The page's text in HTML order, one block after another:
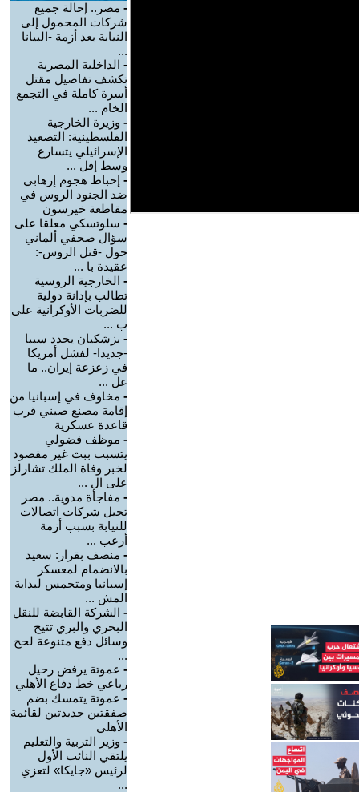
- مصر.. إحالة جميع
شركات المحمول إلى
النيابة بعد أزمة -البيانا
...
- الداخلية المصرية
تكشف تفاصيل مقتل
أسرة كاملة في التجمع
الخام ...
- وزيرة الخارجية
الفلسطينية: التصعيد
الإسرائيلي يتسارع
وسط إفل ...
- إحباط هجوم إرهابي
ضد الجنود الروس في
مقاطعة خيرسون
- سلوتسكي معلقا على
سؤال صحفي ألماني
حول -قتل الروس-:
عقيدة با ...
- الخارجية الروسية
تطالب بإدانة دولية
للضربات الأوكرانية على
ب ...
- بزشكيان يحدد سببا
-جديدا- لفشل أمريكا
في زعزعة إيران.. ما
عل ...
- مخاوف في إسبانيا من
إقامة مصنع صيني قرب
قاعدة عسكرية
- موظف فضولي
يتسبب ببث غير مقصود
لخبر وفاة الملك تشارلز
على ال ...
- مفاجأة مدوية.. مصر
تحيل شركات اتصالات
للنيابة بسبب أزمة
أرعب ...
- منصف بقرار: سعيد
بالانضمام لمعسكر
إسبانيا ومتحمس لبداية
المش ...
- الشركة القابضة للنقل
البحري والبري تتيح
وسائل دفع متنوعة لحج
...
- عموتة يرفض رحيل
رباعي خط دفاع الأهلي
- عموتة يتمسك بضم
صفقتين جديدتين لقائمة
الأهلي
- وزير التربية والتعليم
يلتقي النائب الأول
لرئيس «جايكا» لتعزي
...